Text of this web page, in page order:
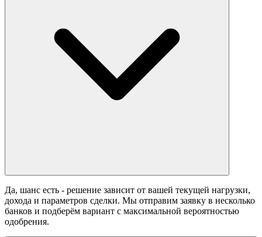
Да, шанс есть - решение зависит от вашей текущей нагрузки,
дохода и параметров сделки. Мы отправим заявку в несколько
банков и подберём вариант с максимальной вероятностью
одобрения.